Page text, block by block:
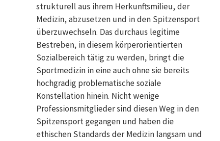
strukturell aus ihrem Herkunftsmilieu, der
Medizin, abzusetzen und in den Spitzensport
überzuwechseln. Das durchaus legitime
Bestreben, in diesem körperorientierten
Sozialbereich tätig zu werden, bringt die
Sportmedizin in eine auch ohne sie bereits
hochgradig problematische soziale
Konstellation hinein. Nicht wenige
Professionsmitglieder sind diesen Weg in den
Spitzensport gegangen und haben die
ethischen Standards der Medizin langsam und